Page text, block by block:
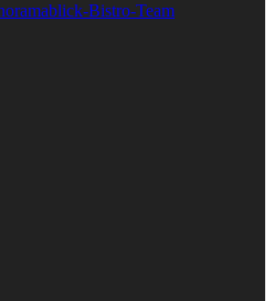
Bistro-Team